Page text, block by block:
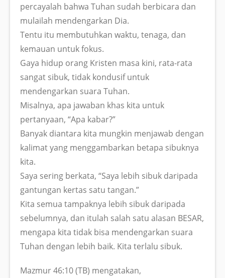
percayalah bahwa Tuhan sudah berbicara dan
mulailah mendengarkan Dia.
Tentu itu membutuhkan waktu, tenaga, dan
kemauan untuk fokus.
Gaya hidup orang Kristen masa kini, rata-rata
sangat sibuk, tidak kondusif untuk
mendengarkan suara Tuhan.
Misalnya, apa jawaban khas kita untuk
pertanyaan, “Apa kabar?”
Banyak diantara kita mungkin menjawab dengan
kalimat yang menggambarkan betapa sibuknya
kita.
Saya sering berkata, “Saya lebih sibuk daripada
gantungan kertas satu tangan.”
Kita semua tampaknya lebih sibuk daripada
sebelumnya, dan itulah salah satu alasan BESAR,
mengapa kita tidak bisa mendengarkan suara
Tuhan dengan lebih baik. Kita terlalu sibuk.
Mazmur 46:10 (TB) mengatakan,